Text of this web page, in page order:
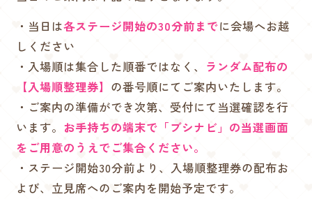
・当日は各ステージ開始の30分前までに会場へお越
しください
・入場順は集合した順番ではなく、 ランダム配布の
【入場順整理券】 の番号順にてご案内いたします。
・ご案内の準備ができ次第、受付にて当選確認を行
います。 お手持ちの端末で「ブシナビ」の当選画面
をご用意のうえでご集合ください。
・ステージ開始30分前より、入場順整理券の配布お
よび、立見席へのご案内を開始予定です。